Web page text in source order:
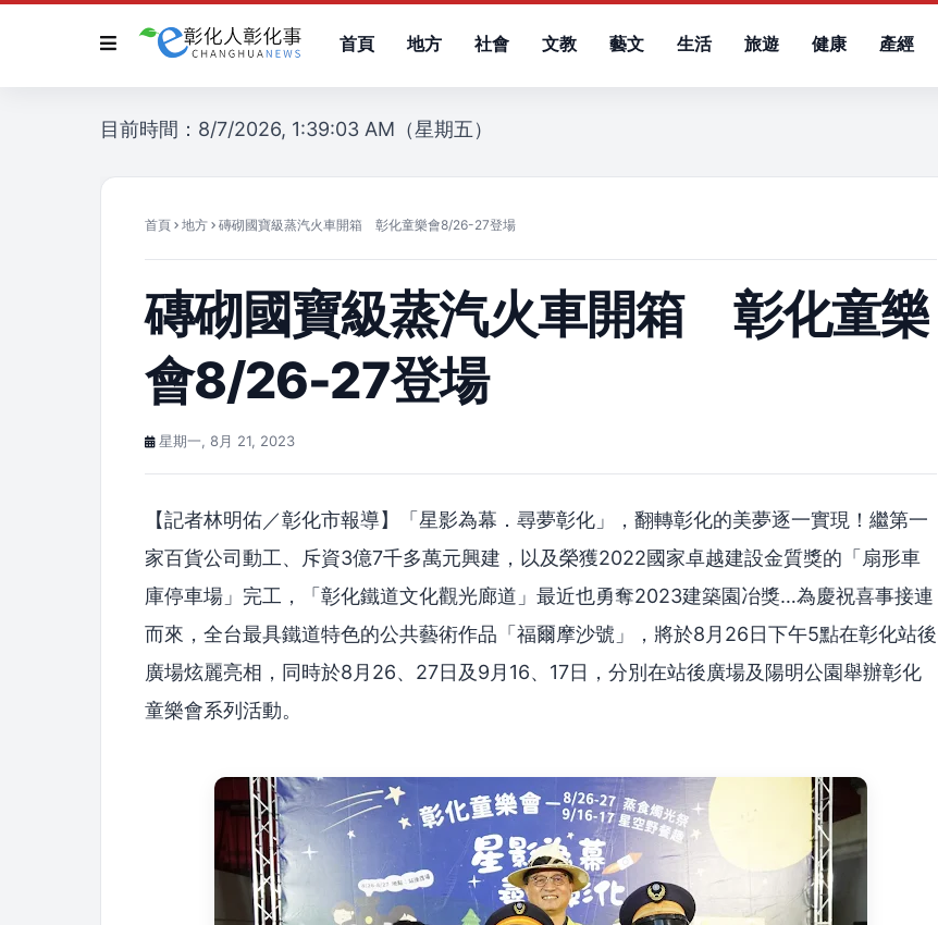
首頁 地方 社會 文教 藝文 生活 旅遊 健康 產經
目前時間：8/7/2026, 1:39:03 AM（星期五）
首頁 地方 磚砌國寶級蒸汽火車開箱 彰化童樂會8/26-27登場
磚砌國寶級蒸汽火車開箱 彰化童樂
會8/26-27登場
星期一, 8月 21, 2023
【記者林明佑／彰化市報導】「星影為幕．尋夢彰化」，翻轉彰化的美夢逐一實現！繼第一
家百貨公司動工、斥資3億7千多萬元興建，以及榮獲2022國家卓越建設金質獎的「扇形車
庫停車場」完工，「彰化鐵道文化觀光廊道」最近也勇奪2023建築園冶獎…為慶祝喜事接連
而來，全台最具鐵道特色的公共藝術作品「福爾摩沙號」，將於8月26日下午5點在彰化站後
廣場炫麗亮相，同時於8月26、27日及9月16、17日，分別在站後廣場及陽明公園舉辦彰化
童樂會系列活動。